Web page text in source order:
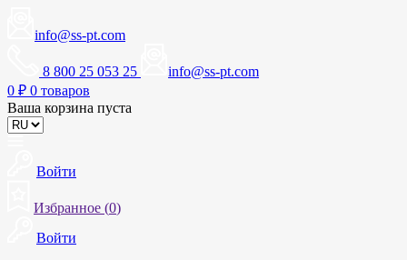
info@ss-pt.com
8 800 25 053 25
info@ss-pt.com
0 ₽ 0 товаров
Ваша корзина пуста
Войти
Избранное (0)
Войти